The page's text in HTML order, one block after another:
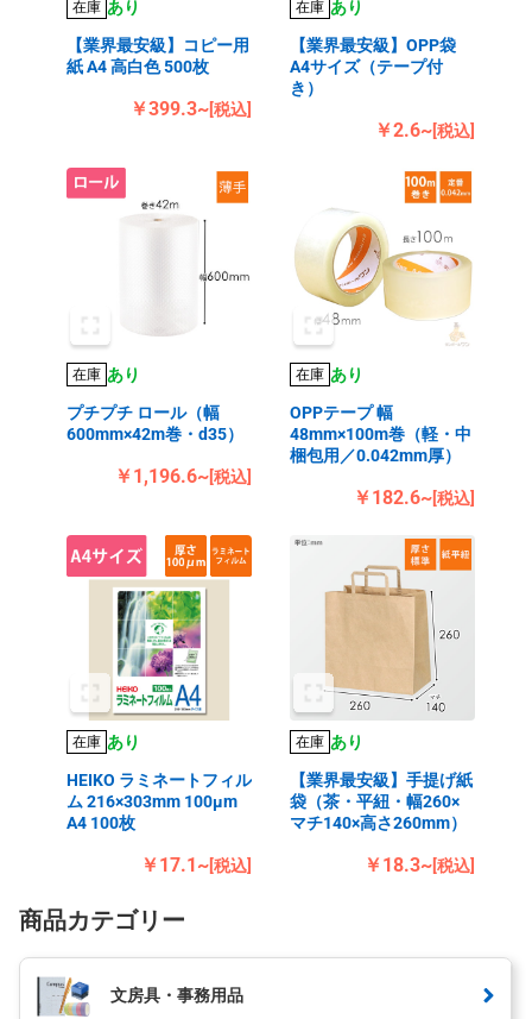
在庫 あり
【業界最安級】コピー用
紙 A4 高白色 500枚
￥399.3~[税込]
在庫 あり
【業界最安級】OPP袋
A4サイズ（テープ付
き）
￥2.6~[税込]
在庫 あり
プチプチ ロール（幅
600mm×42m巻・d35）
￥1,196.6~[税込]
在庫 あり
OPPテープ 幅
48mm×100m巻（軽・中
梱包用／0.042mm厚）
￥182.6~[税込]
在庫 あり
HEIKO ラミネートフィル
ム 216×303mm 100μm
A4 100枚
￥17.1~[税込]
在庫 あり
【業界最安級】手提げ紙
袋（茶・平紐・幅260×
マチ140×高さ260mm）
￥18.3~[税込]
商品カテゴリー
文房具・事務用品